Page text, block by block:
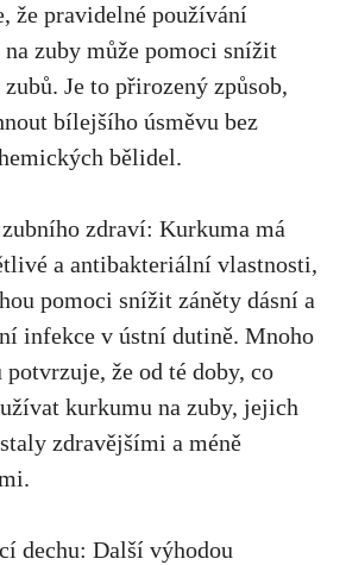
že pravidelné používání
zuby může pomoci snížit
Je to přirozený ⁤způsob,
​bílejšího úsměvu bez
bělidel.
zdraví: Kurkuma má
a antibakteriální vlastnosti,
pomoci snížit záněty dásní a
infekce v ústní dutině. Mnoho
že ⁣od té doby, co
kurkumu na zuby, jejich
zdravějšími a méně
dechu: Další výhodou